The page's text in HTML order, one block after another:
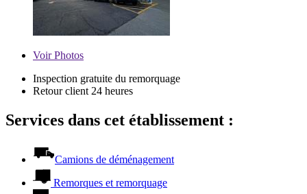
VoirPhotos
Inspection gratuite du remorquage
Retour client 24 heures
Services dans cet établissement :
Camions de déménagement
Remorques et remorquage